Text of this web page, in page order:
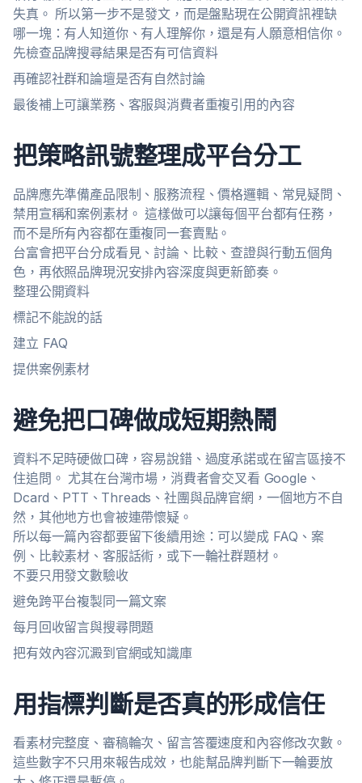
失真。 所以第一步不是發文，而是盤點現在公開資訊裡缺
哪一塊：有人知道你、有人理解你，還是有人願意相信你。
先檢查品牌搜尋結果是否有可信資料
再確認社群和論壇是否有自然討論
最後補上可讓業務、客服與消費者重複引用的內容
把策略訊號整理成平台分工
品牌應先準備產品限制、服務流程、價格邏輯、常見疑問、
禁用宣稱和案例素材。 這樣做可以讓每個平台都有任務，
而不是所有內容都在重複同一套賣點。
台富會把平台分成看見、討論、比較、查證與行動五個角
色，再依照品牌現況安排內容深度與更新節奏。
整理公開資料
標記不能說的話
建立 FAQ
提供案例素材
避免把口碑做成短期熱鬧
資料不足時硬做口碑，容易說錯、過度承諾或在留言區接不
住追問。 尤其在台灣市場，消費者會交叉看 Google、
Dcard、PTT、Threads、社團與品牌官網，一個地方不自
然，其他地方也會被連帶懷疑。
所以每一篇內容都要留下後續用途：可以變成 FAQ、案
例、比較素材、客服話術，或下一輪社群題材。
不要只用發文數驗收
避免跨平台複製同一篇文案
每月回收留言與搜尋問題
把有效內容沉澱到官網或知識庫
用指標判斷是否真的形成信任
看素材完整度、審稿輪次、留言答覆速度和內容修改次數。
這些數字不只用來報告成效，也能幫品牌判斷下一輪要放